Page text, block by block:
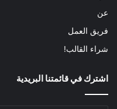
عن
فريق العمل
شراء القالب!
اشترك في قائمتنا البريدية